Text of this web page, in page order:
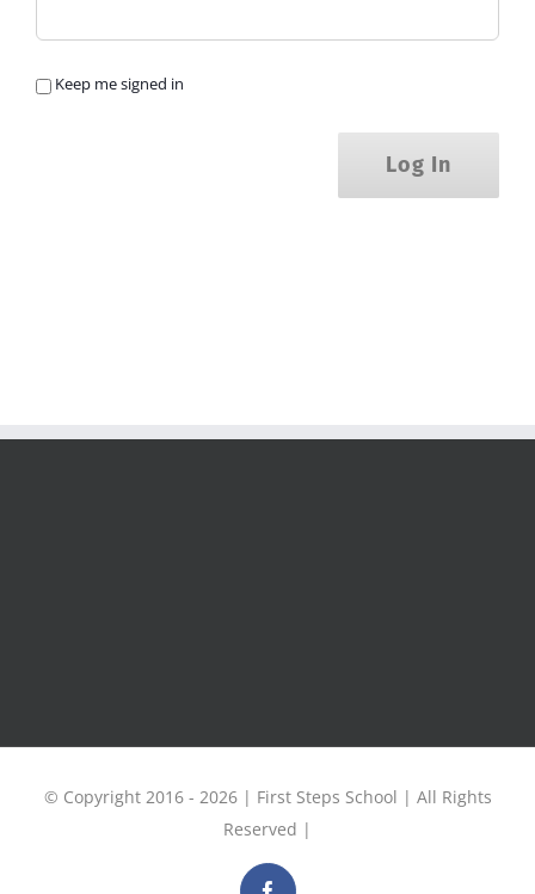
Keep me signed in
Log In
© Copyright 2016 - 2026 | First Steps School | All Rights
Reserved |